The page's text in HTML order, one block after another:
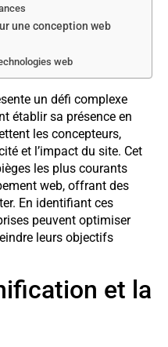
une conception web
web
un défi complexe
établir sa présence en
les concepteurs,
et l’impact du site. Cet
les plus courants
web, offrant des
En identifiant ces
peuvent optimiser
leurs objectifs
et la